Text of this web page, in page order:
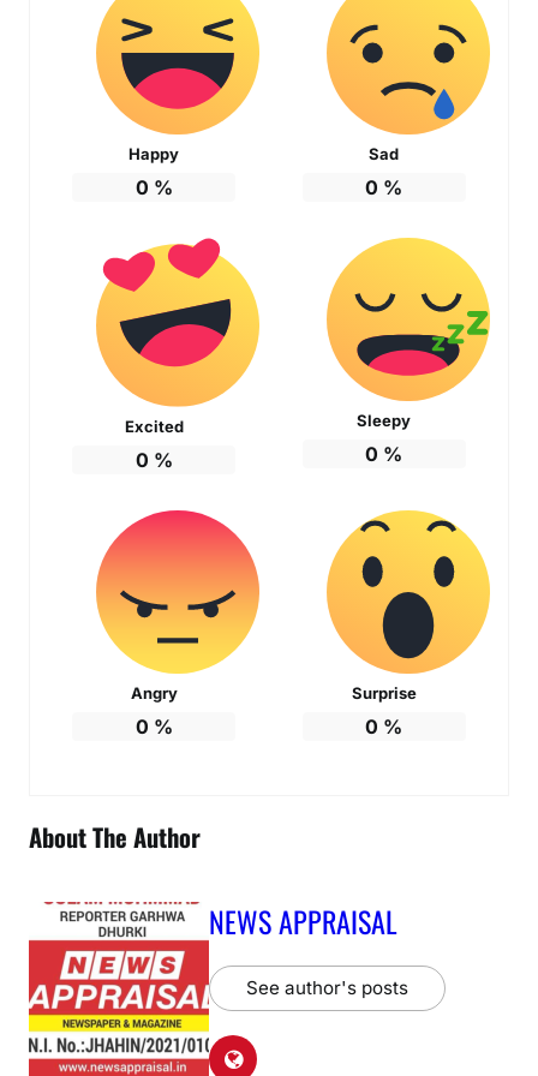
Happy
0 %
Sad
0 %
Excited
0 %
Sleepy
0 %
Angry
0 %
Surprise
0 %
About The Author
NEWS APPRAISAL
See author's posts